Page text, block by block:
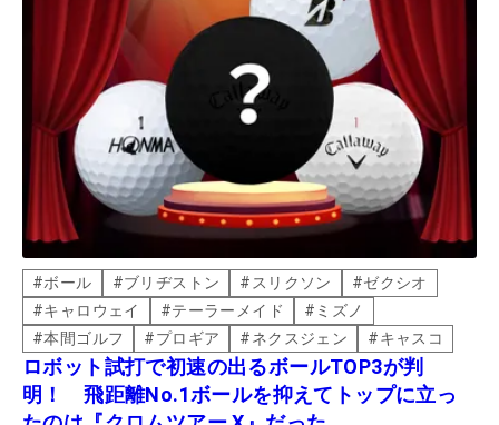
#ボール #ブリヂストン # スリクソン #ゼクシオ
#キャロウェイ #テーラーメイド # ミズノ
#本間ゴルフ #プロギア #ネクスジェン #キャスコ
ロボット試打で初速の出るボールTOP3が判
明！ 飛距離No.1ボールを抑えてトップに立っ